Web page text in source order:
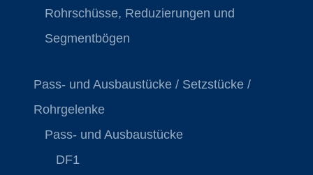
Rohrschüsse, Reduzierungen und
Segmentbögen
Pass- und Ausbaustücke / Setzstücke /
Rohrgelenke
Pass- und Ausbaustücke
DF1